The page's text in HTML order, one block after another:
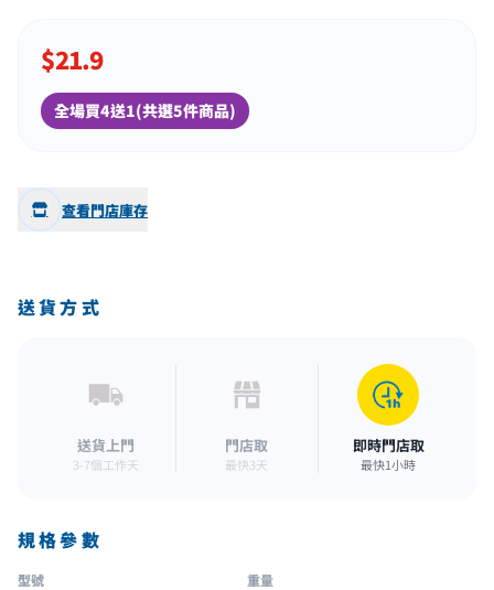
$21.9
全場買4送1(共選5件商品)
查看門店庫存
送貨方式
送貨上門
3-7個工作天
門店取
最快3天
即時門店取
最快1小時
規格參數
型號 重量